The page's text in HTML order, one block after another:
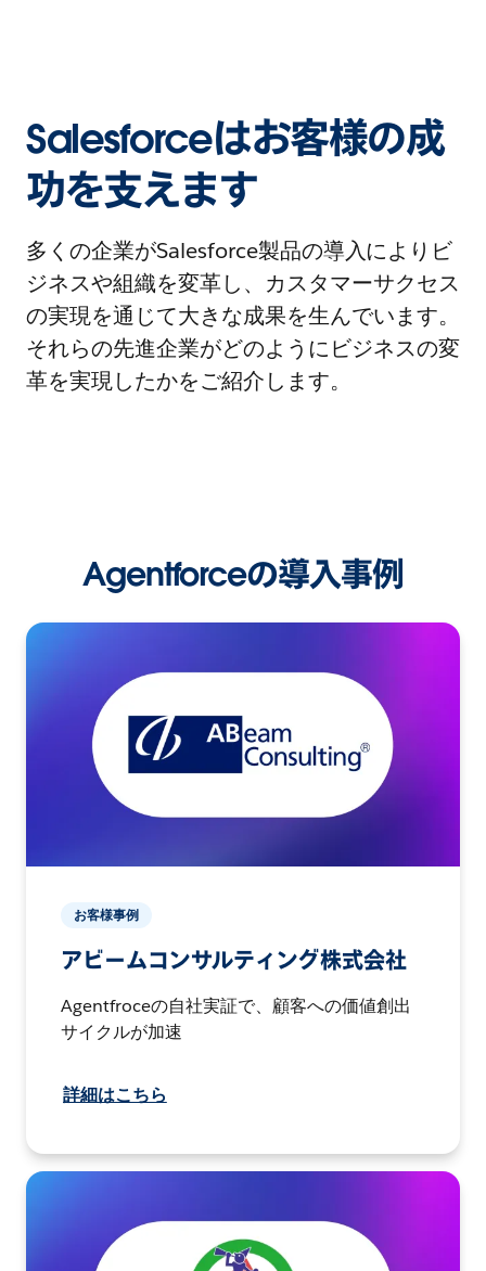
Salesforceはお客様の成
功を支えます
多くの企業がSalesforce製品の導入によりビ
ジネスや組織を変革し、カスタマーサクセス
の実現を通じて大きな成果を生んでいます。
それらの先進企業がどのようにビジネスの変
革を実現したかをご紹介します。
Agentforceの導入事例
お客様事例
アビームコンサルティング株式会社
Agentfroceの自社実証で、顧客への価値創出
サイクルが加速
詳細はこちら